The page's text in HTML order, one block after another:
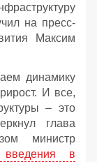
на пресс-
Максим
динамику
И все,
– это
глава
министр
введения в